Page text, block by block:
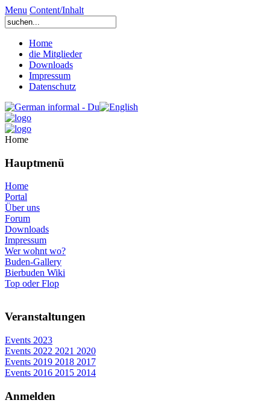
Menu Content/Inhalt
Home
die Mitglieder
Downloads
Impressum
Datenschutz
Home
Hauptmenü
Home
Portal
Über uns
Forum
Downloads
Impressum
Wer wohnt wo?
Buden-Gallery
Bierbuden Wiki
Top oder Flop
Veranstaltungen
Events 2023
Events 2022 2021 2020
Events 2019 2018 2017
Events 2016 2015 2014
Anmelden